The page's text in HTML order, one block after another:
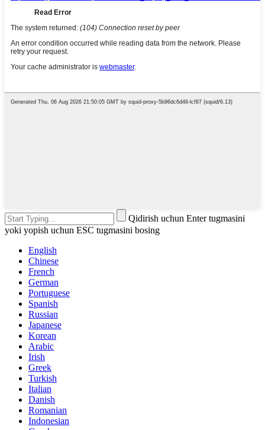
Qidirish uchun Enter tugmasini
yoki yopish uchun ESC tugmasini bosing
English
Chinese
French
German
Portuguese
Spanish
Russian
Japanese
Korean
Arabic
Irish
Greek
Turkish
Italian
Danish
Romanian
Indonesian